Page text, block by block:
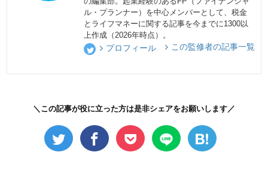
ル・プランナー）を中心メンバーとして、税金
とライフマネーに関する記事を今までに1300以
上作成（2026年時点）。
プロフィール この監修者の記事一覧
＼この記事が役に立った方は是非シェアをお願いします／